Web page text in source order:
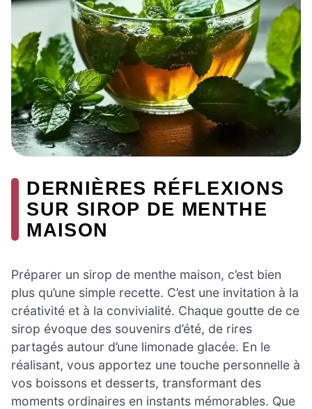
DERNIÈRES RÉFLEXIONS
SUR SIROP DE MENTHE
MAISON
Préparer un sirop de menthe maison, c’est bien
plus qu’une simple recette. C’est une invitation à la
créativité et à la convivialité. Chaque goutte de ce
sirop évoque des souvenirs d’été, de rires
partagés autour d’une limonade glacée. En le
réalisant, vous apportez une touche personnelle à
vos boissons et desserts, transformant des
moments ordinaires en instants mémorables. Que